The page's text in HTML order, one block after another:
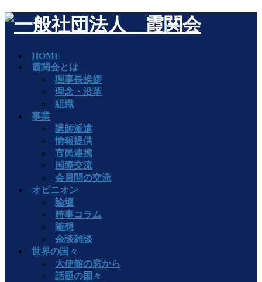
HOME
霞関会とは
理事長挨拶
理念・沿革
組織
事業
講師派遣
情報提供
官民連携
国際交流
会員間の交流
オピニオン
論壇
時事コラム
随想
余談雑談
世界の国々
大使館の窓から
話題の国々